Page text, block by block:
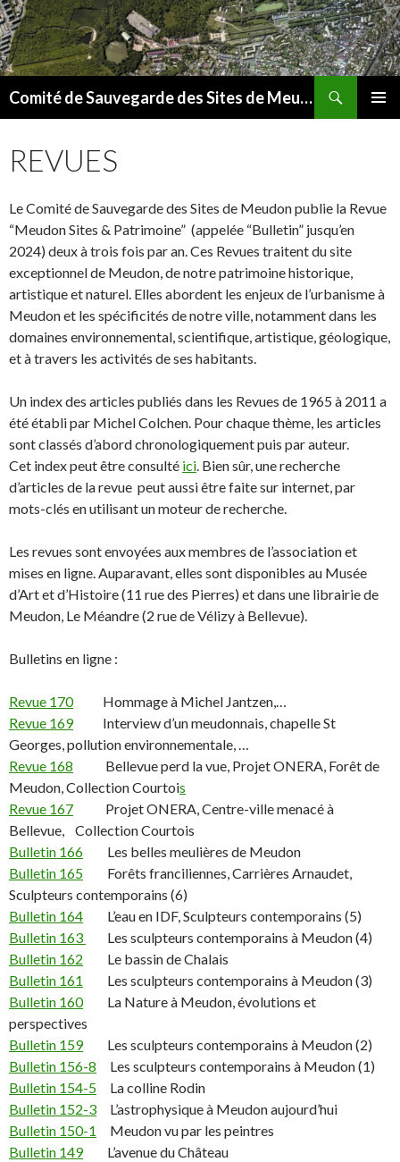
Comité de Sauvegarde des Sites de Meudon
CONTENU
REVUES
Le Comité de Sauvegarde des Sites de Meudon publie la Revue
“Meudon Sites & Patrimoine” (appelée “Bulletin” jusqu’en
2024) deux à trois fois par an. Ces Revues traitent du site
exceptionnel de Meudon, de notre patrimoine historique,
artistique et naturel. Elles abordent les enjeux de l’urbanisme à
Meudon et les spécificités de notre ville, notamment dans les
domaines environnemental, scientifique, artistique, géologique,
et à travers les activités de ses habitants.
Un index des articles publiés dans les Revues de 1965 à 2011 a
été établi par Michel Colchen. Pour chaque thème, les articles
sont classés d’abord chronologiquement puis par auteur.
Cet index peut être consulté ici. Bien sûr, une recherche
d’articles de la revue peut aussi être faite sur internet, par
mots-clés en utilisant un moteur de recherche.
Les revues sont envoyées aux membres de l’association et
mises en ligne. Auparavant, elles sont disponibles au Musée
d’Art et d’Histoire (11 rue des Pierres) et dans une librairie de
Meudon, Le Méandre (2 rue de Vélizy à Bellevue).
Bulletins en ligne :
Revue 170Hommage à Michel Jantzen,…
Revue 169Interview d’un meudonnais, chapelle St
Georges, pollution environnementale, …
Revue 168 Bellevue perd la vue, Projet ONERA, Forêt de
Meudon, Collection Courtois
Revue 167 Projet ONERA, Centre-ville menacé à
Bellevue, Collection Courtois
Bulletin 166 Les belles meulières de Meudon
Bulletin 165 Forêts franciliennes, Carrières Arnaudet,
Sculpteurs contemporains (6)
Bulletin 164 L’eau en IDF, Sculpteurs contemporains (5)
Bulletin 163
Les sculpteurs contemporains à Meudon (4)
Bulletin 162 Le bassin de Chalais
Bulletin 161
Les sculpteurs contemporains à Meudon (3)
Bulletin 160La Nature à Meudon, évolutions et
perspectives
Bulletin 159Les sculpteurs contemporains à Meudon (2)
Bulletin 156-8 Les sculpteurs contemporains à Meudon (1)
Bulletin 154-5 La colline Rodin
Bulletin 152-3 L’astrophysique à Meudon aujourd’hui
Bulletin 150-1
Meudon vu par les peintres
Bulletin 149L’avenue du Château